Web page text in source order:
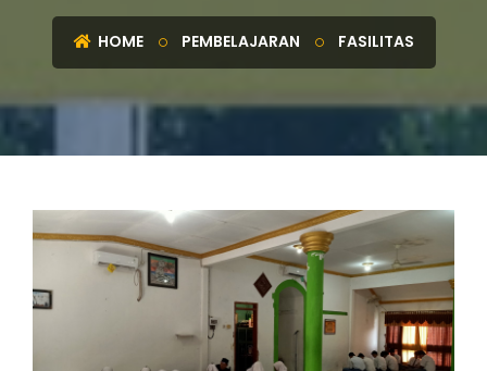
HOME PEMBELAJARAN FASILITAS